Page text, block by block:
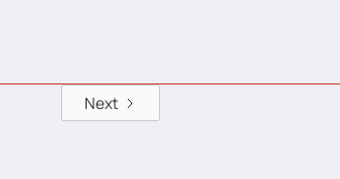
Next